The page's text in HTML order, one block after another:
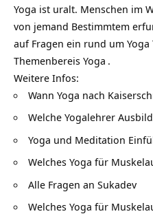
Yoga ist uralt. Menschen im
von jemand Bestimmtem
auf Fragen ein rund um
Themenbereis Yoga .
Weitere Infos:
Wann Yoga nach
Welche Yogalehrer
Yoga und Meditation
Welches Yoga für
Alle Fragen an Sukadev
Welches Yoga für